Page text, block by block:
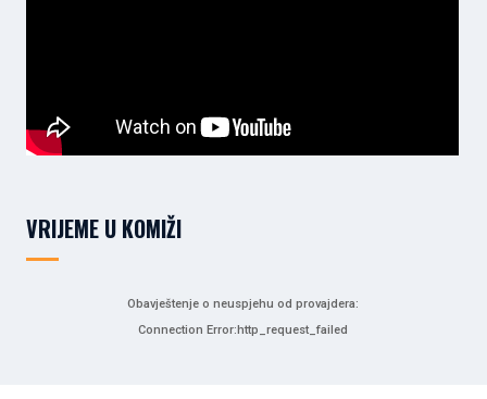
VRIJEME U KOMIŽI
Obavještenje o neuspjehu od provajdera:
Connection Error:http_request_failed